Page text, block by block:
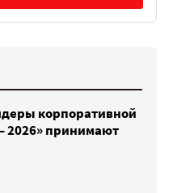
корпоративной
2026» принимают